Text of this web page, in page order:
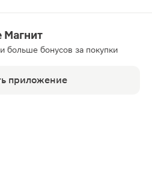
Магнит
больше бонусов за покупки
приложение